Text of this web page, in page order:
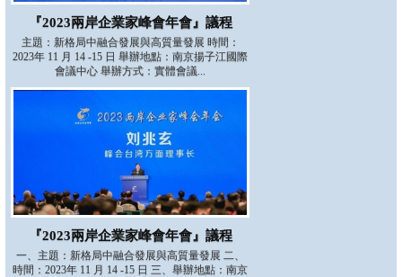
『2023兩岸企業家峰會年會』議程
主題：新格局中融合發展與高質量發展 時間：
2023年 11 月 14 -15 日 舉辦地點：南京揚子江國際
會議中心 舉辦方式：實體會議...
『2023兩岸企業家峰會年會』議程
一、主題：新格局中融合發展與高質量發展 二、
時間：2023年 11 月 14 -15 日 三、舉辦地點：南京